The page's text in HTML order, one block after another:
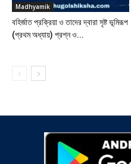
Madhyamik
বহির্জাত প্রক্রিয়া ও তাদের দ্বারা সৃষ্ট ভূমিরূপ
(প্রথম অধ্যায়) প্রশ্ন ও...